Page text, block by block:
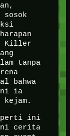
sosok
Killer
tanpa
bahwa
ia
kejam.
ini
cerita